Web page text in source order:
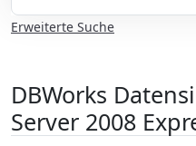
Erweiterte Suche
DBWorks
Server 2008